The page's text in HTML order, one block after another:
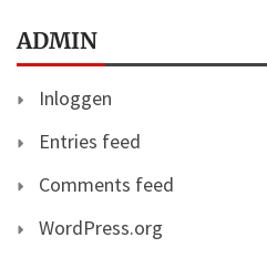
ADMIN
Inloggen
Entries feed
Comments feed
WordPress.org